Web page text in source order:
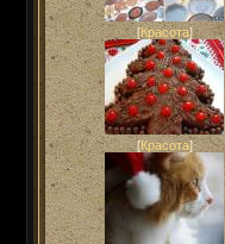
[Красота]
[Красота]